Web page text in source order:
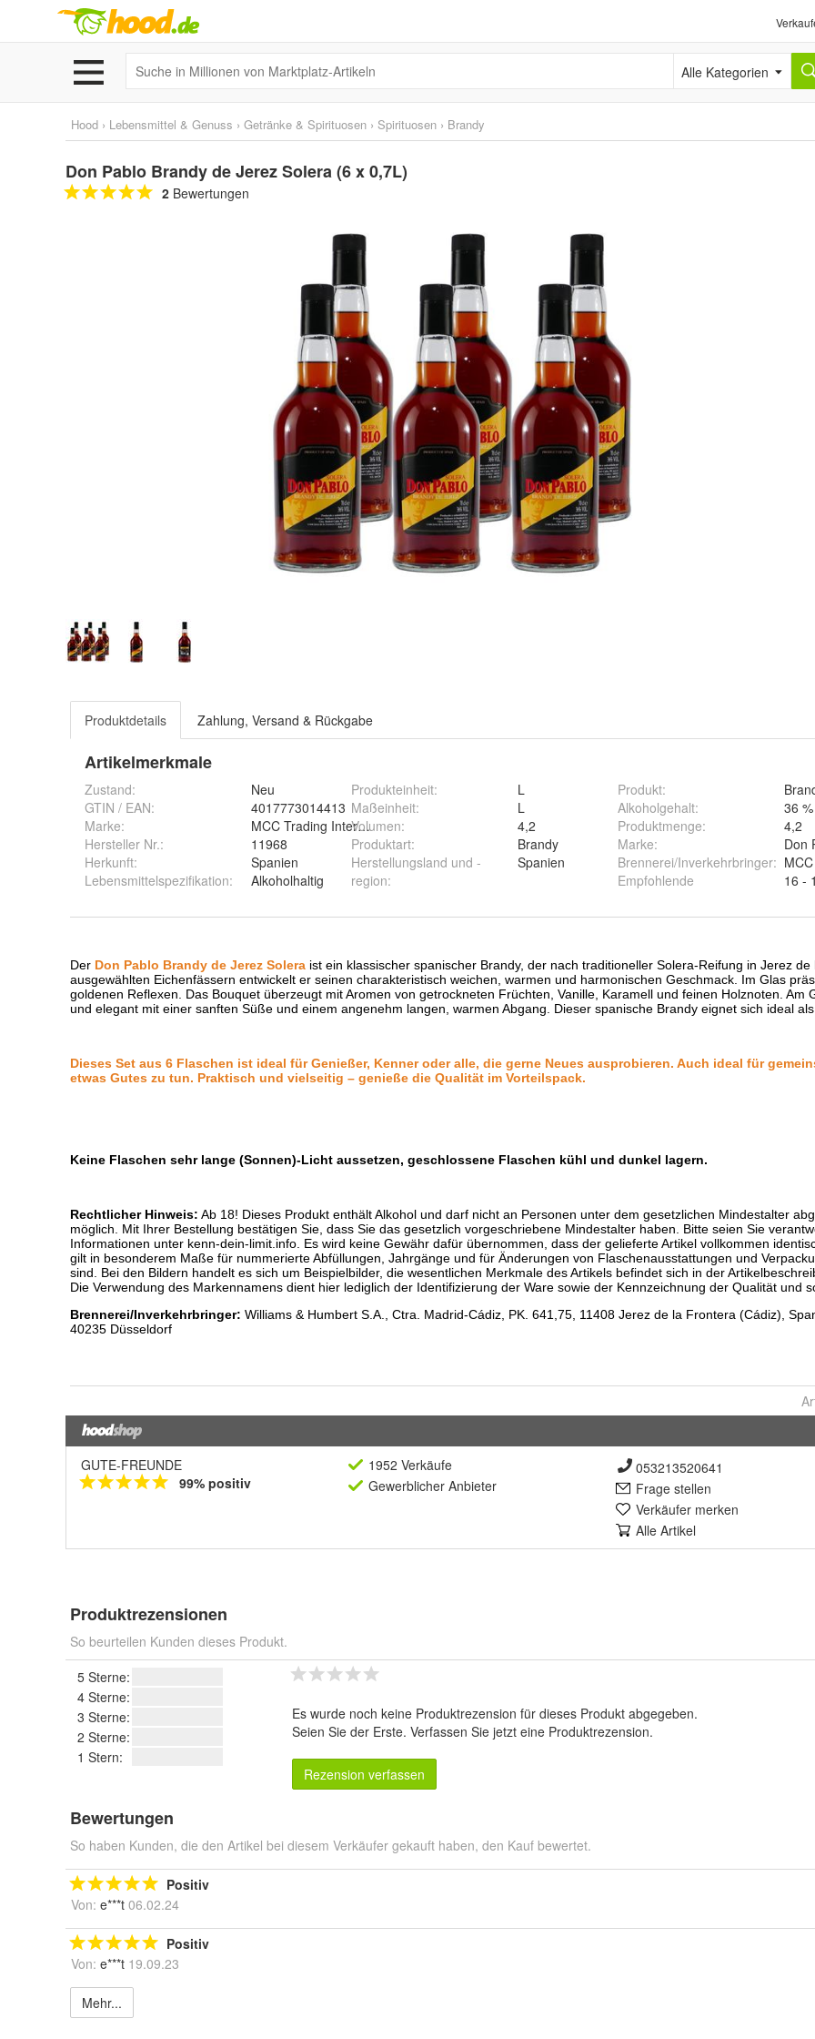
Alle Kategorien
Hood › Lebensmittel & Genuss › Getränke & Spirituosen › Spirituosen › Brandy
Don Pablo Brandy de Jerez Solera (6 x 0,7L)
2 Bewertungen
Produktdetails Zahlung, Versand & Rückgabe
Artikelmerkmale
Zustand:
Neu
GTIN / EAN:
4017773014413
Marke:
MCC Trading International GmbH
Hersteller Nr.:
11968
Herkunft:
Spanien
Lebensmittelspezifikation: Alkoholhaltig
Produkteinheit:
L
Maßeinheit:
L
Volumen:
4,2
Produktart:
Brandy
Herstellungsland und -
region:
Spanien
Produkt:
Alkoholgehalt:
36
Produktmenge:
4,2
Marke:
Don
Brennerei/Inverkehrbringer:
Empfohlende
16 -
GUTE-FREUNDE
99% positiv
1952 Verkäufe
Gewerblicher Anbieter
053213520641
Frage stellen
Verkäufer merken
Alle Artikel
Produktrezensionen
So beurteilen Kunden dieses Produkt.
5 Sterne:
4 Sterne:
3 Sterne:
2 Sterne:
1 Stern:
Es wurde noch keine Produktrezension für dieses Produkt abgegeben.
Seien Sie der Erste. Verfassen Sie jetzt eine Produktrezension.
Rezension verfassen
Bewertungen
So haben Kunden, die den Artikel bei diesem Verkäufer gekauft haben, den Kauf bewertet.
Positiv
Von: e***t 06.02.24
Positiv
Von: e***t 19.09.23
Mehr...